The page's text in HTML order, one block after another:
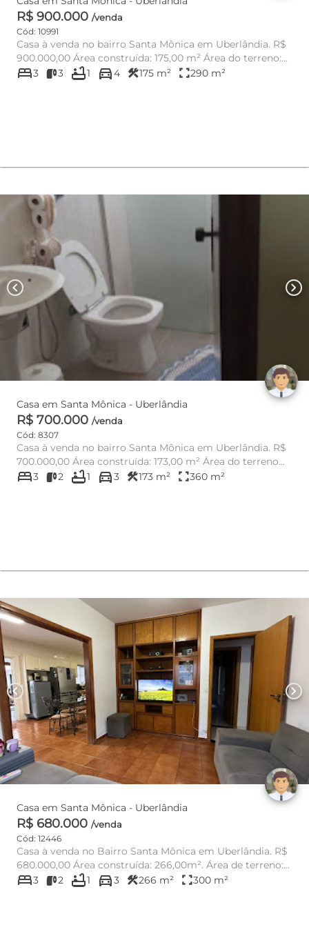
R$ 900.000 /venda
Cód: 10991
Casa à venda no bairro Santa Mônica em Uberlândia. R$
900.000,00 Área construída: 175,00 m² Área do terreno:
297,0...
bed3 3 bathtub1 directions_car4 construction175 m² fullscreen290 m²
chevron_left chevron_right
Casa em Santa Mônica - Uberlândia
R$ 700.000 /venda
Cód: 8307
Casa à venda no bairro Santa Mônica em Uberlândia. R$
700.000,00 Área construída: 173,00 m² Área do terreno...
bed3 2 bathtub1 directions_car3 construction173 m² fullscreen360 m²
chevron_left chevron_right
Casa em Santa Mônica - Uberlândia
R$ 680.000 /venda
Cód: 12446
Casa à venda no Bairro Santa Mônica em Uberlândia. R$
680.000,00 Área construída: 266,00m². Área de terreno:
300,0...
bed3 2 bathtub1 directions_car3 construction266 m² fullscreen300 m²